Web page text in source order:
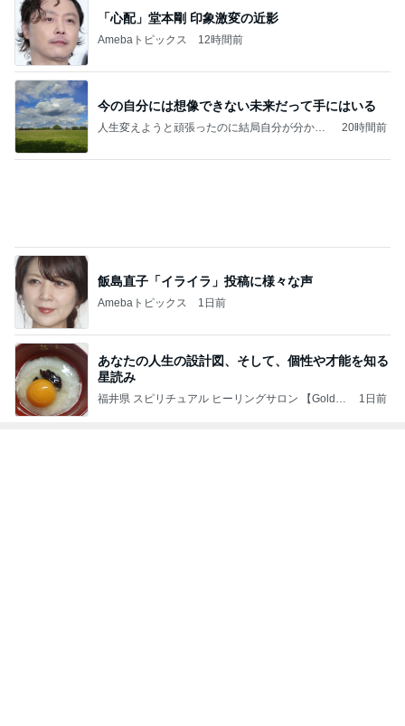
「心配」堂本剛 印象激変の近影
Amebaトピックス 12時間前
今の自分には想像できない未来だって手にはいる
人生変えようと頑張ったのに結局自分が分から
なくなってしまった女性がワタシを取り戻す
20時間前
飯島直子「イライラ」投稿に様々な声
Amebaトピックス 1日前
あなたの人生の設計図、そして、個性や才能を知る
星読み︎
福井県 スピリチュアル ヒーリングサロン 【Golden
Apple】（ゴールデンアップル）☆Yuri☆のブログ
1日前